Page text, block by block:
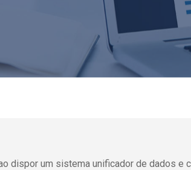
dispor um sistema unificador de dados e